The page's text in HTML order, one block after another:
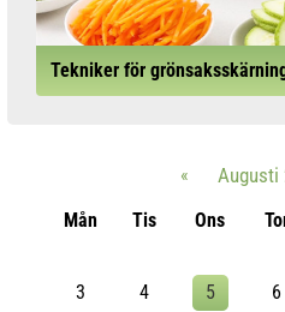
Tekniker för
« Augusti
Mån
Tis Ons
3
4 5 6